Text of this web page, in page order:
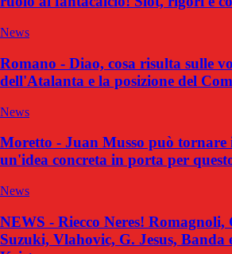
News
Romano - Diao, cosa risulta sulle
dell'Atalanta e la posizione del
News
Moretto - Juan Musso può tornare
un'idea concreta in porta per
News
NEWS - Riecco Neres! Romagnoli,
Suzuki, Vlahovic, G. Jesus, Banda